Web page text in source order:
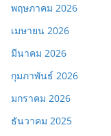
พฤษภาคม 2026
เมษายน 2026
มีนาคม 2026
กุมภาพันธ์ 2026
มกราคม 2026
ธันวาคม 2025